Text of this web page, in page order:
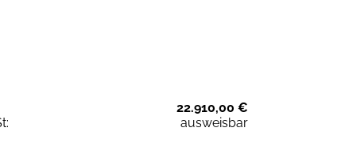
22.910,00 €
ausweisbar